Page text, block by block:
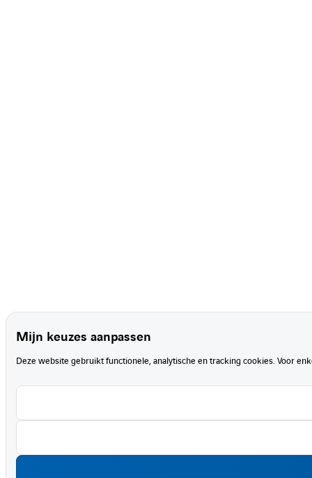
Mijn keuzes aanpassen
Deze website gebruikt functionele, analytische en tracking cookies. Voor